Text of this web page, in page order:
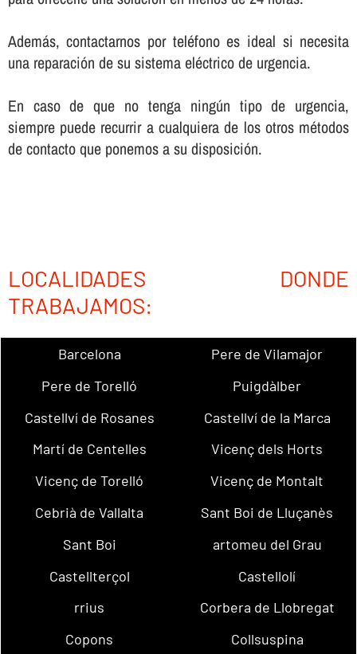
Además, contactarnos por teléfono es ideal si necesita
una reparación de su sistema eléctrico de urgencia.
En caso de que no tenga ningún tipo de urgencia,
siempre puede recurrir a cualquiera de los otros métodos
de contacto que ponemos a su disposición.
LOCALIDADES DONDE
TRABAJAMOS:
Barcelona
Pere de Vilamajor
Pere de Torelló
Puigdàlber
Castellví de Rosanes
Castellví de la Marca
Martí de Centelles
Vicenç dels Horts
Vicenç de Torelló
Vicenç de Montalt
Cebrià de Vallalta
Sant Boi de Lluçanès
Sant Boi
artomeu del Grau
Castellterçol
Castellolí
rrius
Corbera de Llobregat
Copons
Collsuspina